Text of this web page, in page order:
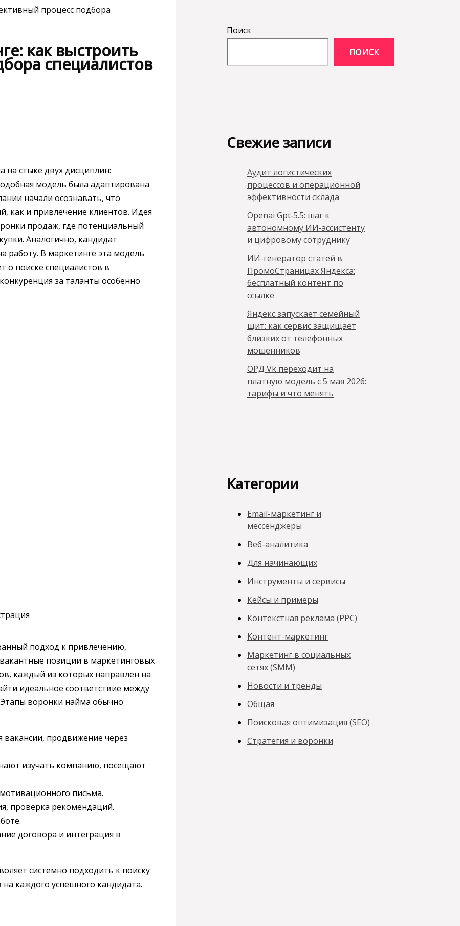
процесс подбора
как выстроить
специалистов
на стыке двух дисциплин:
модель была адаптирована
начали осознавать, что
как и привлечение клиентов. Идея
продаж, где потенциальный
Аналогично, кандидат
работу. В маркетинге эта модель
о поиске специалистов в
за таланты особенно
подход к привлечению,
позиции в маркетинговых
каждый из которых направлен на
идеальное соответствие между
воронки найма обычно
вакансии, продвижение через
изучать компанию, посещают
письма.
проверка рекомендаций.
договора и интеграция в
системно подходить к поиску
каждого успешного кандидата.
Поиск
ПОИСК
Свежие записи
Аудит логистических
процессов и операционной
эффективности склада
Openai Gpt‑5.5: шаг к
автономному ИИ‑ассистенту
и цифровому сотруднику
ИИ-генератор статей в
ПромоСтраницах Яндекса:
бесплатный контент по
ссылке
Яндекс запускает семейный
щит: как сервис защищает
близких от телефонных
мошенников
ОРД Vk переходит на
платную модель с 5 мая 2026:
тарифы и что менять
Категории
Email-маркетинг и
мессенджеры
Веб-аналитика
Для начинающих
Инструменты и сервисы
Кейсы и примеры
Контекстная реклама (PPC)
Контент-маркетинг
Маркетинг в социальных
сетях (SMM)
Новости и тренды
Общая
Поисковая оптимизация (SEO)
Стратегия и воронки